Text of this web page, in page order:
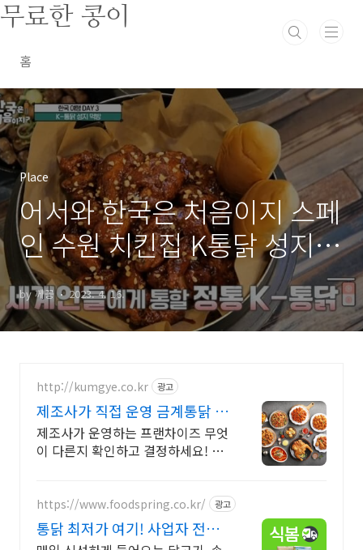
본문 바로가기
무료한 콩이
홈
Place
어서와 한국은 처음이지 스페
인 수원 치킨집 K통닭 성지
먹방 291회
by 께꽁 2023. 4. 16.
http://kumgye.co.kr 광고
제조사가 직접 운영 금계통닭 합
리적 창업 비용 0원창업!
제조사가 운영하는 프랜차이즈 무엇
이 다른지 확인하고 결정하세요! 선
https://www.foodspring.co.kr/ 광고
통닭 최저가 여기! 사업자 전용